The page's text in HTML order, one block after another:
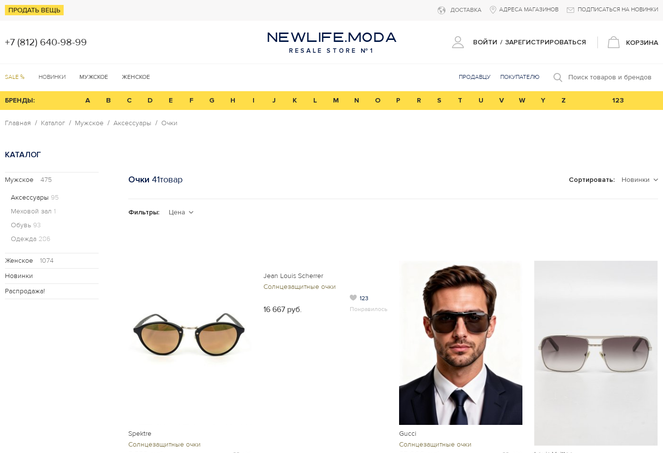
ПРОДАТЬ ВЕЩЬ ДОСТАВКА АДРЕСА МАГАЗИНОВ ПОДПИСАТЬСЯ НА НОВИНКИ
+7 (812) 640-98-99 NEWLIFE.MODA
RESALE STORE №1
ВОЙТИ / ЗАРЕГИСТРИРОВАТЬСЯ КОРЗИНА
SALE % НОВИНКИ МУЖСКОЕ ЖЕНСКОЕ ПРОДАВЦУ ПОКУПАТЕЛЮ Поиск товаров и брендов
БРЕНДЫ: A B C D E F G H I J K L M N O P R S T U V W Y Z 123
Главная Каталог Мужское Аксессуары Очки
КАТАЛОГ
Мужское 475
Аксессуары 95
Меховой зал 1
Обувь 93
Одежда 286
Женское
1074
Новинки
Распродажа!
Очки 41товар Сортировать: Новинки
Фильтры: Цена
Spektre
Солнцезащитные очки
Jean Louis Scherrer
Солнцезащитные очки
16 667 руб.
123
Понравилось
Gucci
Солнцезащитные очки